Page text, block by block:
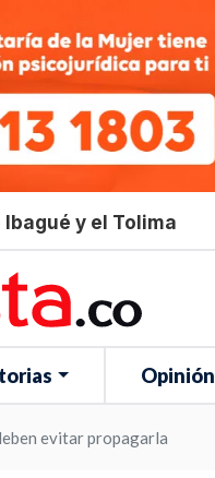
y el Tolima
Opinión
evitar propagarla